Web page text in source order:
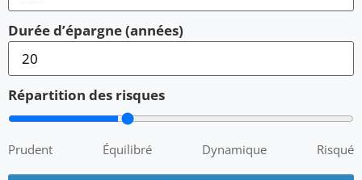
Durée d’épargne (années)
Répartition des risques
Prudent Équilibré Dynamique Risqué